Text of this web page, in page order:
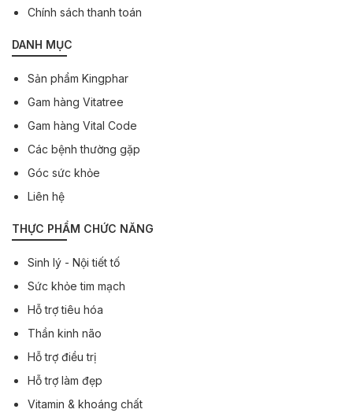
Chính sách thanh toán
DANH MỤC
Sản phẩm Kingphar
Gam hàng Vitatree
Gam hàng Vital Code
Các bệnh thường gặp
Góc sức khỏe
Liên hệ
THỰC PHẨM CHỨC NĂNG
Sinh lý - Nội tiết tố
Sức khỏe tim mạch
Hỗ trợ tiêu hóa
Thần kinh não
Hỗ trợ điều trị
Hỗ trợ làm đẹp
Vitamin & khoáng chất